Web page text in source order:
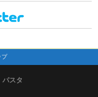
プ
スタ